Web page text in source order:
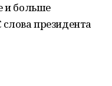
и больше
президента